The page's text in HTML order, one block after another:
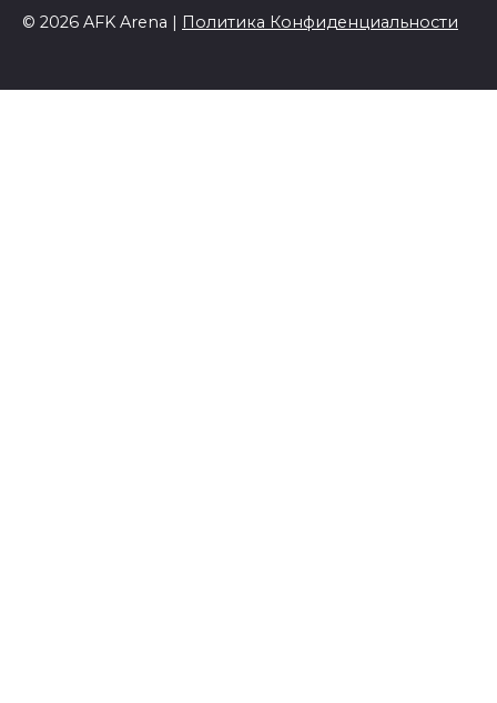
© 2026 AFK Arena | Политика Конфиденциальности